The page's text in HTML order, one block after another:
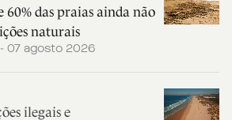
60% das praias ainda não
naturais
07 agosto 2026
ilegais e